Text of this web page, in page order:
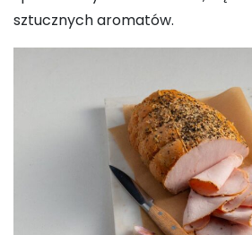
sztucznych aromatów.